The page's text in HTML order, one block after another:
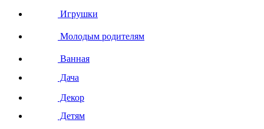
Игрушки
Молодым родителям
Ванная
Дача
Декор
Детям